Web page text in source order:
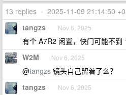
13 replies • 2025-11-09 21:14:50
tangzs Nov 6, 2025
有个 A7R2 闲置，快门可能不到
W2M Nov 6, 2025
@tangzs 镜头自己留着了么？
tangzs Nov 6, 2025